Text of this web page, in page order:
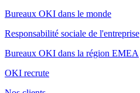
Bureaux OKI dans le monde
Responsabilité sociale de l'entreprise
Bureaux OKI dans la région EMEA
OKI recrute